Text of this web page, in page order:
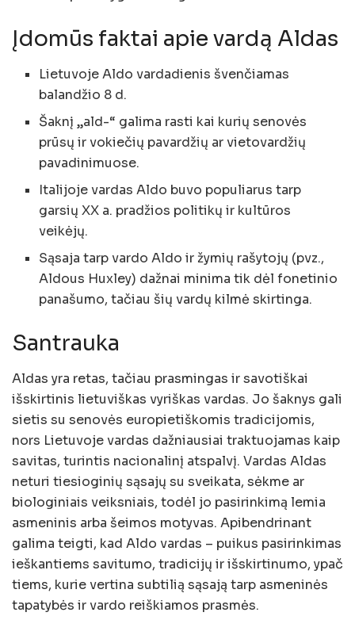
Įdomūs faktai apie vardą Aldas
Lietuvoje Aldo vardadienis švenčiamas
balandžio 8 d.
Šaknį „ald-“ galima rasti kai kurių senovės
prūsų ir vokiečių pavardžių ar vietovardžių
pavadinimuose.
Italijoje vardas Aldo buvo populiarus tarp
garsių XX a. pradžios politikų ir kultūros
veikėjų.
Sąsaja tarp vardo Aldo ir žymių rašytojų (pvz.,
Aldous Huxley) dažnai minima tik dėl fonetinio
panašumo, tačiau šių vardų kilmė skirtinga.
Santrauka
Aldas yra retas, tačiau prasmingas ir savotiškai
išskirtinis lietuviškas vyriškas vardas. Jo šaknys gali
sietis su senovės europietiškomis tradicijomis,
nors Lietuvoje vardas dažniausiai traktuojamas kaip
savitas, turintis nacionalinį atspalvį. Vardas Aldas
neturi tiesioginių sąsajų su sveikata, sėkme ar
biologiniais veiksniais, todėl jo pasirinkimą lemia
asmeninis arba šeimos motyvas. Apibendrinant
galima teigti, kad Aldo vardas – puikus pasirinkimas
ieškantiems savitumo, tradicijų ir išskirtinumo, ypač
tiems, kurie vertina subtilią sąsają tarp asmeninės
tapatybės ir vardo reiškiamos prasmės.